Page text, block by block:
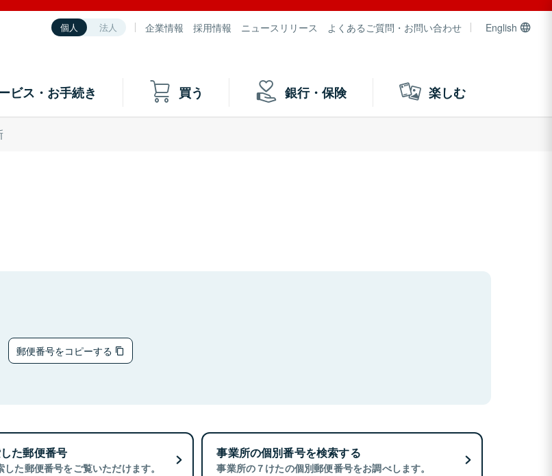
個人 法人 企業情報 採用情報 ニュースリリース よくあるご質問・お問い合わせ English
ビス・お手続き 買う 銀行・保険 楽しむ
郵便番号をコピーする
た郵便番号
した郵便番号をご覧いただけます。
事業所の個別番号を検索する
事業所の７けたの個別郵便番号をお調べします。